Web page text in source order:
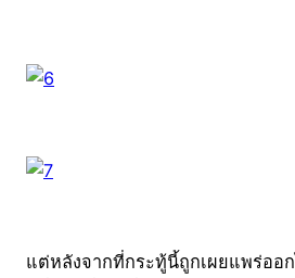
แต่หลังจากที่กระทู้นี้ถูกเผยแพร่ออ